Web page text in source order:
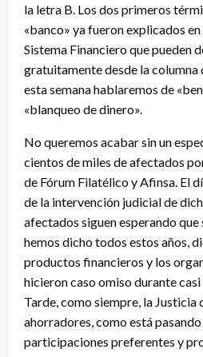
la letra B. Los dos primeros
«banco» ya fueron explicados
Sistema Financiero que pueden
gratuitamente desde la columna
esta semana hablaremos de
«blanqueo de dinero».
No queremos acabar sin un
cientos de miles de afectados
de Fórum Filatélico y Afinsa. El
de la intervención judicial de
afectados siguen esperando que
hemos dicho todos estos años,
productos financieros y los
hicieron caso omiso durante casi
Tarde, como siempre, la Justicia
ahorradores, como está pasando
participaciones preferentes y